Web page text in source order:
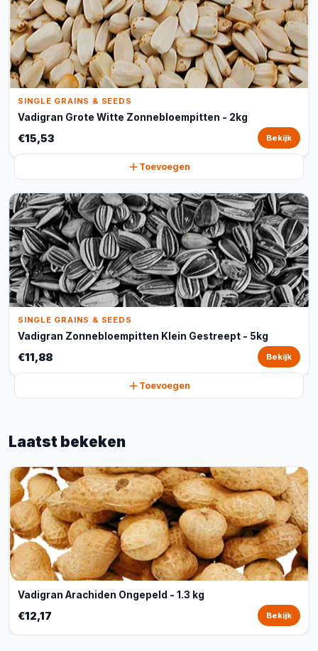
SINGLE GRAINS & SEEDS
Vadigran Grote Witte Zonnebloempitten - 2kg
€15,53 Bekijk
Toevoegen
SINGLE GRAINS & SEEDS
Vadigran Zonnebloempitten Klein Gestreept - 5kg
€11,88 Bekijk
Toevoegen
Laatst bekeken
Vadigran Arachiden Ongepeld - 1.3 kg
€12,17 Bekijk